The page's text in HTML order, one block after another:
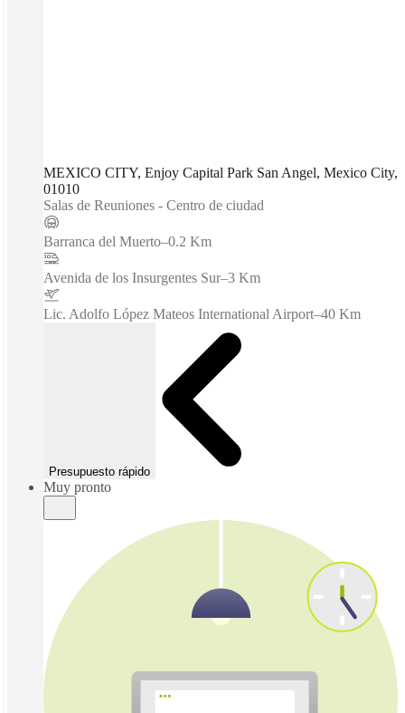
MEXICO CITY, Enjoy Capital Park San Angel, Mexico City,
01010
Salas de Reuniones - Centro de ciudad
Barranca del Muerto–0.2 Km
Avenida de los Insurgentes Sur–3 Km
Lic. Adolfo López Mateos International Airport–40 Km
Presupuesto rápido
Muy pronto